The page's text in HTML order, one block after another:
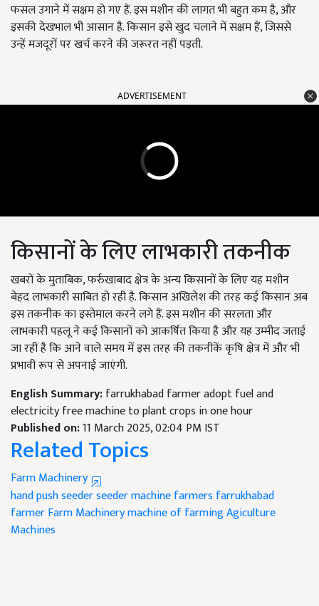
फसल उगाने में सक्षम हो गए हैं. इस मशीन की लागत भी बहुत कम है, और
इसकी देखभाल भी आसान है. किसान इसे खुद चलाने में सक्षम हैं, जिससे
उन्हें मजदूरों पर खर्च करने की जरूरत नहीं पड़ती.
ADVERTISEMENT
किसानों के लिए लाभकारी तकनीक
खबरों के मुताबिक, फर्रुखाबाद क्षेत्र के अन्य किसानों के लिए यह मशीन
बेहद लाभकारी साबित हो रही है. किसान अखिलेश की तरह कई किसान अब
इस तकनीक का इस्तेमाल करने लगे हैं. इस मशीन की सरलता और
लाभकारी पहलू ने कई किसानों को आकर्षित किया है और यह उम्मीद जताई
जा रही है कि आने वाले समय में इस तरह की तकनीकें कृषि क्षेत्र में और भी
प्रभावी रूप से अपनाई जाएंगी.
English Summary:farrukhabad farmer adopt fuel and
electricity free machine to plant crops in one hour
Published on:11 March 2025, 02:04 PM IST
Related Topics
Farm Machinery
hand push seederseeder machinefarmers farrukhabad
farmerFarm Machinerymachine of farmingAgiculture
Machines